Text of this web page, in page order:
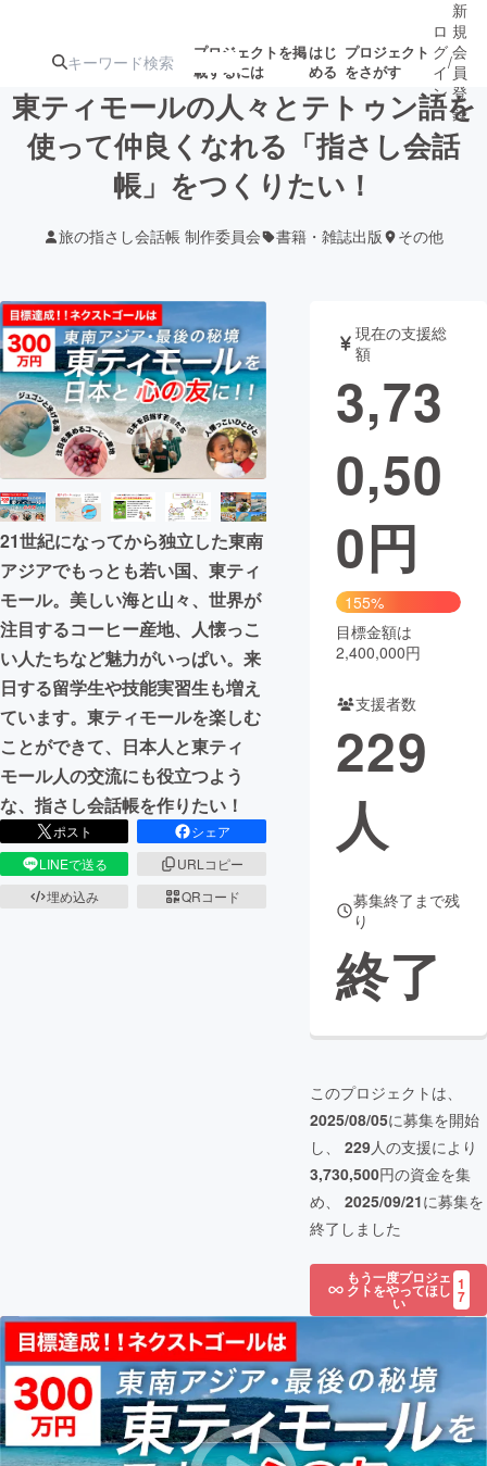
プロジェクトを掲
載するには
はじ
める
プロジェクト
をさがす
注目のリ
注目の新着プロ
ジェクト
募集終了が近いプ
テクノロジー・ガジェット
映像・映画 書籍・雑誌
ビジネス・起業 チャレンジ
まちづくり・地域活性化
CAMPFIRE for Social Good
CAMPFIRE Creation
CAMPFIREふるさと納税machi-ya コミュニティ
ロ
グ
イ
ン
/
新
規
会
員
登
録
東ティモールの人々とテトゥン語を
使って仲良くなれる「指さし会話
帳」をつくりたい！
旅の指さし会話帳 制作委員会 書籍・雑誌出版 その他
21世紀になってから独立した東南
アジアでもっとも若い国、東ティ
モール。美しい海と山々、世界が
注目するコーヒー産地、人懐っこ
い人たちなど魅力がいっぱい。来
日する留学生や技能実習生も増え
ています。東ティモールを楽しむ
ことができて、日本人と東ティ
モール人の交流にも役立つよう
な、指さし会話帳を作りたい！
ポスト
シェア
LINEで送る
URLコピー
埋め込み
QRコード
現在の支援総
額
3,73
0,50
0円
155%
目標金額は
2,400,000円
支援者数
229
人
募集終了まで残
り
終了
このプロジェクトは、
2025/08/05に募集を開始
し、 229人の支援により
3,730,500円の資金を集
め、 2025/09/21に募集を
終了しました
もう一度プロジェ
クトをやってほし
い
1
7